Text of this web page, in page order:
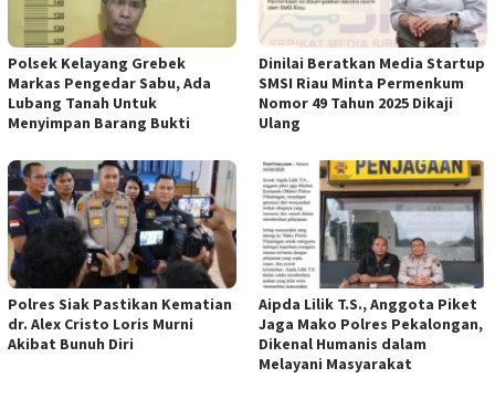
Polsek Kelayang Grebek
Markas Pengedar Sabu, Ada
Lubang Tanah Untuk
Menyimpan Barang Bukti
Dinilai Beratkan Media Startup
SMSI Riau Minta Permenkum
Nomor 49 Tahun 2025 Dikaji
Ulang
Polres Siak Pastikan Kematian
dr. Alex Cristo Loris Murni
Akibat Bunuh Diri
Aipda Lilik T.S., Anggota Piket
Jaga Mako Polres Pekalongan,
Dikenal Humanis dalam
Melayani Masyarakat